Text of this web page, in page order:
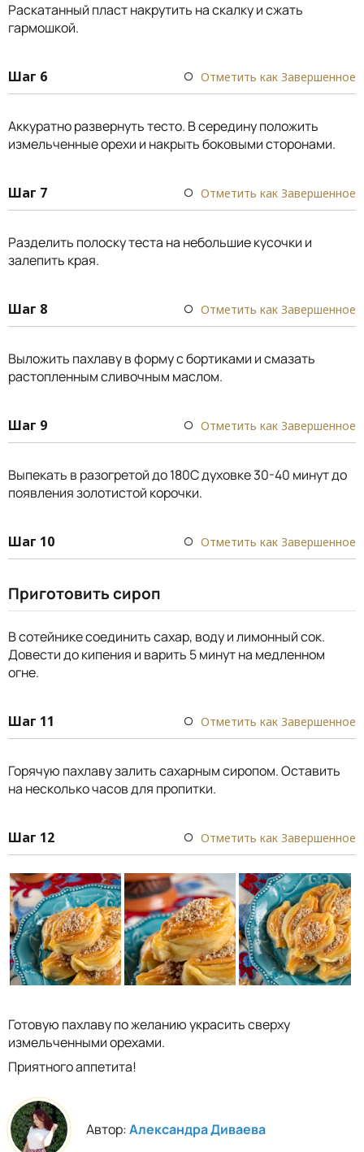
Раскатанный пласт накрутить на скалку и сжать
гармошкой.
Шаг 6 Отметить как Завершенное
Аккуратно развернуть тесто. В середину положить
измельченные орехи и накрыть боковыми сторонами.
Шаг 7 Отметить как Завершенное
Разделить полоску теста на небольшие кусочки и
залепить края.
Шаг 8 Отметить как Завершенное
Выложить пахлаву в форму с бортиками и смазать
растопленным сливочным маслом.
Шаг 9 Отметить как Завершенное
Выпекать в разогретой до 180С духовке 30-40 минут до
появления золотистой корочки.
Шаг 10 Отметить как Завершенное
Приготовить сироп
В сотейнике соединить сахар, воду и лимонный сок.
Довести до кипения и варить 5 минут на медленном
огне.
Шаг 11 Отметить как Завершенное
Горячую пахлаву залить сахарным сиропом. Оставить
на несколько часов для пропитки.
Шаг 12 Отметить как Завершенное
Готовую пахлаву по желанию украсить сверху
измельченными орехами.
Приятного аппетита!
Автор:Александра Диваева